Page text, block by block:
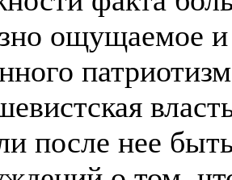
ощущаемое
после нее